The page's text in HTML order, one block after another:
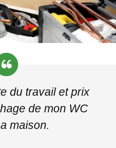
du travail et prix
de mon WC
maison.